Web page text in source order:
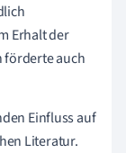
Erhalt der
förderte auch
Einfluss auf
Literatur.